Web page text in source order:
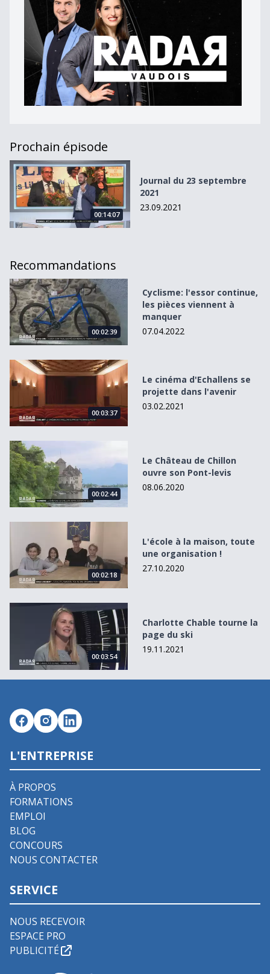
Prochain épisode
Journal du 23 septembre 2021
00:14:07
Journal du 23 septembre
2021
23.09.2021
Recommandations
Cyclisme: l&#039;essor continue, les pièces viennent à
00:02:39
Cyclisme: l'essor continue,
les pièces viennent à
manquer
07.04.2022
Le cinéma d&#039;Echallens se projette dans
00:03:37
Le cinéma d'Echallens se
projette dans l'avenir
03.02.2021
Le Château de Chillon ouvre son Pont-levis
00:02:44
Le Château de Chillon
ouvre son Pont-levis
08.06.2020
L&#039;école à la maison, toute une organisation !
00:02:18
L'école à la maison, toute
une organisation !
27.10.2020
Charlotte Chable tourne la page du ski
00:03:54
Charlotte Chable tourne la
page du ski
19.11.2021
L'ENTREPRISE
À PROPOS
FORMATIONS
EMPLOI
BLOG
CONCOURS
NOUS CONTACTER
SERVICE
NOUS RECEVOIR
ESPACE PRO
PUBLICITÉ